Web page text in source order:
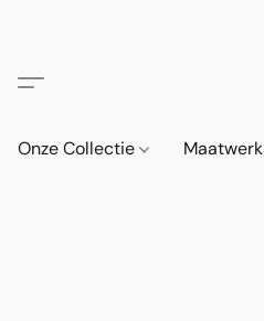
Onze Collectie Maatwerk